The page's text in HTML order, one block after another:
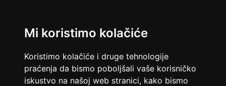
Mi koristimo kolačiće
Koristimo kolačiće i druge tehnologije
praćenja da bismo poboljšali vaše korisničko
iskustvo na našoj web stranici, kako bismo